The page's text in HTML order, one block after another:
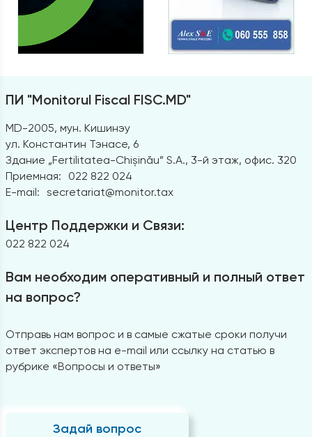
ПИ "Monitorul Fiscal FISC.MD"
MD-2005, мун. Кишинэу
ул. Константин Тэнасе, 6
Здание „Fertilitatea-Chișinău” S.A., 3-й этаж, офис. 320
Приемная:
022 822 024
E-mail: secretariat@monitor.tax
Центр Поддержки и Связи:
022 822 024
Вам необходим оперативный и полный ответ
на вопрос?
Отправь нам вопрос и в самые сжатые сроки получи
ответ экспертов на e-mail или ссылку на статью в
рубрике «Вопросы и ответы»
Задай вопрос